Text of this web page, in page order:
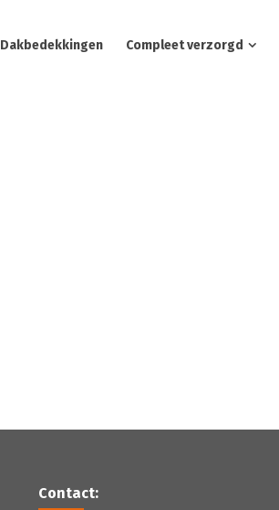
Dakbedekkingen Compleet verzorgd
Contact: